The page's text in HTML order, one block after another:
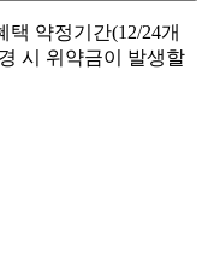
약정기간(12/24개
시 위약금이 발생할